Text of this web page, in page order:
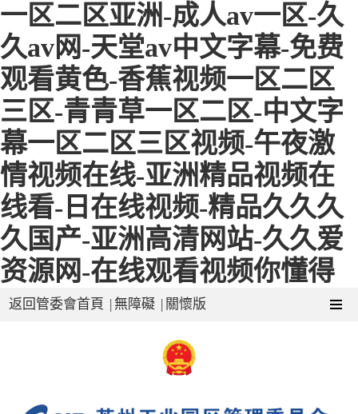
一区二区亚洲-成人av一区-久
久av网-天堂av中文字幕-免费
观看黄色-香蕉视频一区二区
三区-青青草一区二区-中文字
幕一区二区三区视频-午夜激
情视频在线-亚洲精品视频在
线看-日在线视频-精品久久久
久国产-亚洲高清网站-久久爱
资源网-在线观看视频你懂得
返回管委會首頁 | 無障礙 | 關懷版